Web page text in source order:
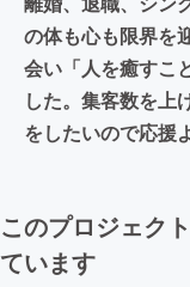
の体も心も限界を
会い「人を癒すこ
した。集客数を上
をしたいので応援
このプロジェク
ています